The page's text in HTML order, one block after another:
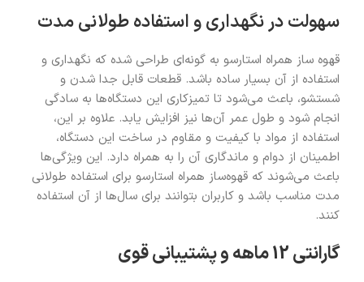
سهولت در نگهداری و استفاده طولانی مدت
قهوه ساز همراه استارسو به گونه‌ای طراحی شده که نگهداری و
استفاده از آن بسیار ساده باشد. قطعات قابل جدا شدن و
شستشو، باعث می‌شود تا تمیزکاری این دستگاه‌ها به سادگی
انجام شود و طول عمر آن‌ها نیز افزایش یابد. علاوه بر این،
استفاده از مواد با کیفیت و مقاوم در ساخت این دستگاه،
اطمینان از دوام و ماندگاری آن را به همراه دارد. این ویژگی‌ها
باعث می‌شوند که قهوه‌ساز همراه استارسو برای استفاده طولانی
مدت مناسب باشد و کاربران بتوانند برای سال‌ها از آن استفاده
کنند.
گارانتی 12 ماهه و پشتیبانی قوی